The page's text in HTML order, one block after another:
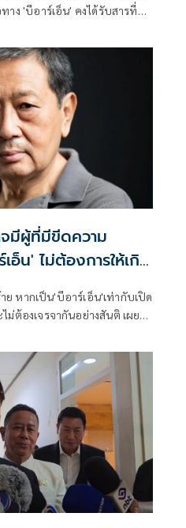
'ตัดเท้าเข้าเกือก' สุ่มเสี่ยงที่จะ
มีผู้ที่มีขีดความ
อ็น' ไม่ต้องการให้เกิด
ต้องเจรจากันอย่างสันติ เผยวง
ไทย ไม่ต้องการให้เกิดความสงบ